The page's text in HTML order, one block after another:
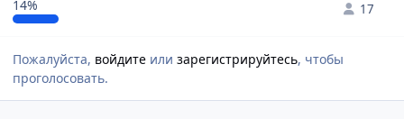
14%
17
Пожалуйста, войдите или зарегистрируйтесь, чтобы
проголосовать.